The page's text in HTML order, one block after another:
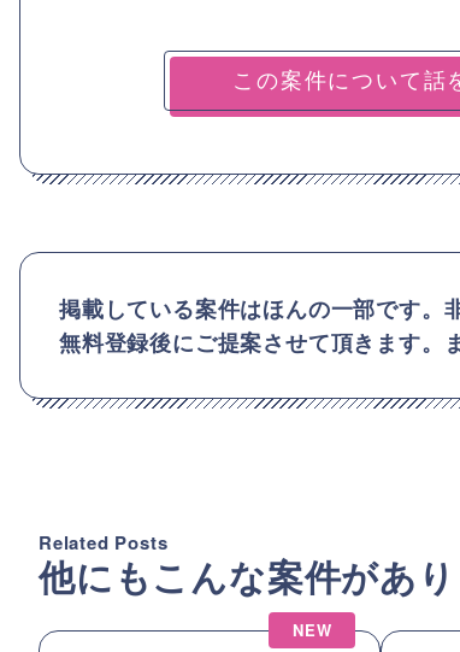
掲載している案件はほんの一部です。
無料登録後にご提案させて頂きます。
Related Posts
他にもこんな案件があ
NEW